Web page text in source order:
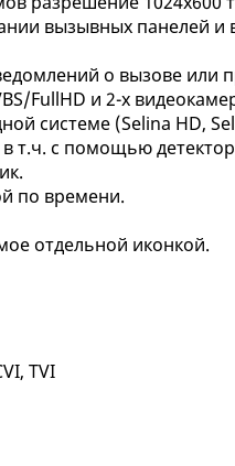
вызывных панелей и
о вызове
FullHD и 2-х
системе (Selina HD,
т.ч. с помощью
по времени.
отдельной иконкой.
TVI